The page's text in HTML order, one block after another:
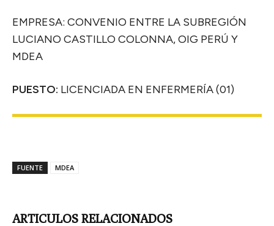
EMPRESA: CONVENIO ENTRE LA SUBREGIÓN
LUCIANO CASTILLO COLONNA, OIG PERÚ Y
MDEA
PUESTO: LICENCIADA EN ENFERMERÍA (01)
FUENTE MDEA
ARTICULOS RELACIONADOS